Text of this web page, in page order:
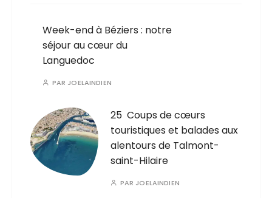
Week-end à Béziers : notre
séjour au cœur du
Languedoc
PAR JOELAINDIEN
25 Coups de cœurs
touristiques et balades aux
alentours de Talmont-
saint-Hilaire
PAR JOELAINDIEN